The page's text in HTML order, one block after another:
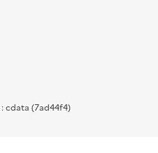
cdata (7ad44f4)